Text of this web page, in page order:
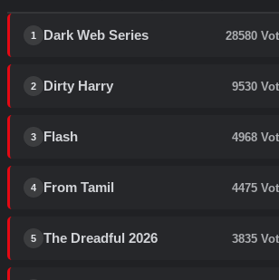
1 Dark Web Series 28580
2 Dirty Harry 9530
3 Flash 4968
4 From Tamil 4475
5 The Dreadful 2026 3835